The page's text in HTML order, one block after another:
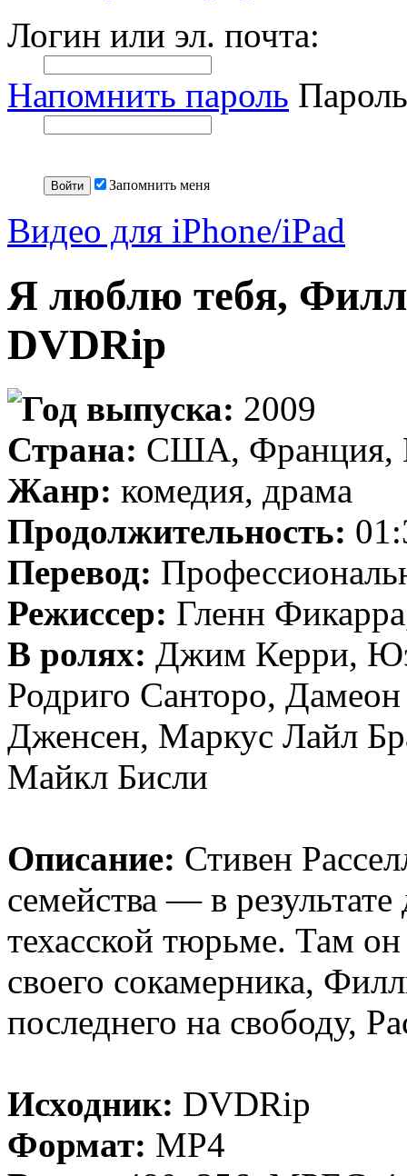
Логин или эл. почта:
Напомнить пароль
Запомнить меня
Видео для iPhone/iPad
Я люблю тебя,
DVDRip
Год выпуска: 2009
Страна: США, Франция,
Жанр: комедия, драма
Продолжительность:
Перевод:
Режиссер: Гленн
В ролях: Джим Керри,
Родриго Санторо,
Дженсен, Маркус Лайл
Майкл Бисли
Описание: Стивен
семейства — в
техасской тюрьме. Там
своего сокамерника,
последнего на свободу,
Исходник: DVDRip
Формат: MP4